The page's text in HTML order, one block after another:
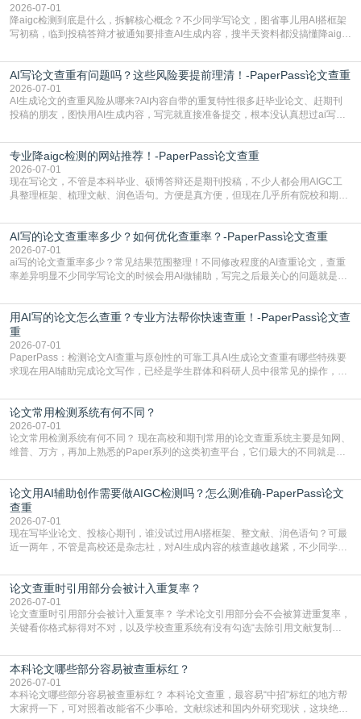
2026-07-01
降aigc检测到底是什么，拆解核心概念？不少同学写论文，图省事儿用AI搭框架
写初稿，临到投稿答辩才被通知要排查AI生成内容，搜半天资料都没搞懂降aigc
怕是已经入行的科研人员，不少人也搞不清降aigc检测是啥，对相关要求摸不
准。其实，降aigc检测是伴随AIGC工具在学术领域普及诞生的新需求，核心是为
了满足现在高校、期刊对AI生
AI写论文查重有问题吗？这些风险要提前理清！-PaperPass论文查重
2026-07-01
AI生成论文的查重风险从哪来?AI内容自带的重复特性很多赶毕业论文、赶期刊
投稿的朋友，图快用AI生成内容，写完就直接准备提交，根本没认真想过ai写论
自带不可忽视的查重风险。AI训练依赖海量公开的文本数据，生成内容本质是基
于训练数据的概率拼接，不是从零开始的原创创作。生成过程中，很容易复用已
有的高频公共表述，甚至直接拼接已经公开
专业降aigc检测的网站推荐！-PaperPass论文查重
2026-07-01
现在写论文，不管是本科毕业、硕博答辩还是期刊投稿，不少人都会用AIGC工
具整理框架、梳理文献、润色语句。方便是真方便，但现在几乎所有院校和期刊
五遍还是过不了预检测的大有人在，这时候，找到靠谱的降AIGC检测率的网
站，就能少走好多弯路。PaperPass：守护学术原创性的智能伙伴AIGC生成内
容的学术合规痛点去年帮一个本科师弟改
AI写的论文查重率多少？如何优化查重率？-PaperPass论文查重
2026-07-01
ai写的论文查重率多少？常见结果范围整理！不同修改程度的AI查重论文，查重
率差异明显不少同学写论文的时候会用AI做辅助，写完之后最关心的问题就是ai
实际情况和大家想的不太一样。AI训练依赖海量公开学术文献、网络内容，生成
内容本质是按照语义概率拼接已有内容，很容易和已发布的作品撞重复，甚至会
直接引用整段已有内容，所以查重率偏高是
用AI写的论文怎么查重？专业方法帮你快速查重！-PaperPass论文查
重
2026-07-01
PaperPass：检测论文AI查重与原创性的可靠工具AI生成论文查重有哪些特殊要
求现在用AI辅助完成论文写作，已经是学生群体和科研人员中很常见的操作，不
但很多人忽略了，AI生成的内容天生带有重复风险——训练AI的数据集本身就包
含大量已公开的学术内容、网络原创内容，AI输出内容时很容易无意识拼接出重
复片
论文常用检测系统有何不同？
2026-07-01
论文常用检测系统有何不同？ 现在高校和期刊常用的论文查重系统主要是知网、
维普、万方，再加上熟悉的Paper系列的这类初查平台，它们最大的不同就是数
查数值误导。知网（CNKI）是学校定稿检测的绝对主流。本科用PMLC，含大学
生联合比对库，能比历届学长论文，硕博用VIP/TMLC，含学术论文联合比对
库，期刊投稿用AMLMC/SML
论文用AI辅助创作需要做AIGC检测吗？怎么测准确-PaperPass论文
查重
2026-07-01
现在写毕业论文、投核心期刊，谁没试过用AI搭框架、整文献、润色语句？可最
近一两年，不管是高校还是杂志社，对AI生成内容的核查越收越紧，不少同学投
真的太亏。提前做AIGC检测，已经成了很多过来人交稿前必做的一步。为什么
AIGC检测成了论文答辩投稿前的必备项？可能还有不少人觉得，我就用AI搭了个
框架，内容都是自己写的，至于做AIG
论文查重时引用部分会被计入重复率？
2026-07-01
论文查重时引用部分会被计入重复率？ 学术论文引用部分会不会被算进重复率，
关键看你格式标得对不对，以及学校查重系统有没有勾选“去除引用文献复制
独占一行，每条文献用[1][2]方括号编号、与正文一一对应，著录项符合GB/T
7714（作者、题名、刊名、年、卷期、页码齐全，标点用半角）；查重系统识别
成功后通常把这段标为引用，
本科论文哪些部分容易被查重标红？
2026-07-01
本科论文哪些部分容易被查重标红？ 本科论文查重，最容易“中招“标红的地方帮
大家捋一下，可对照着改能省不少事哈。文献综述和国内外研究现状，这块绝对